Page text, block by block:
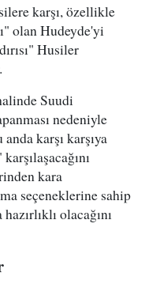
karşı, özellikle
olan Hudeyde'yi
Husiler
Suudi
nedeniyle
karşı karşıya
kara
seçeneklerine sahip
olacağını